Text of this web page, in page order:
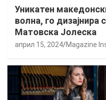
Уникатен
волна, го дизајнира
Матовска Јолеска
април 15, 2024 Magazine